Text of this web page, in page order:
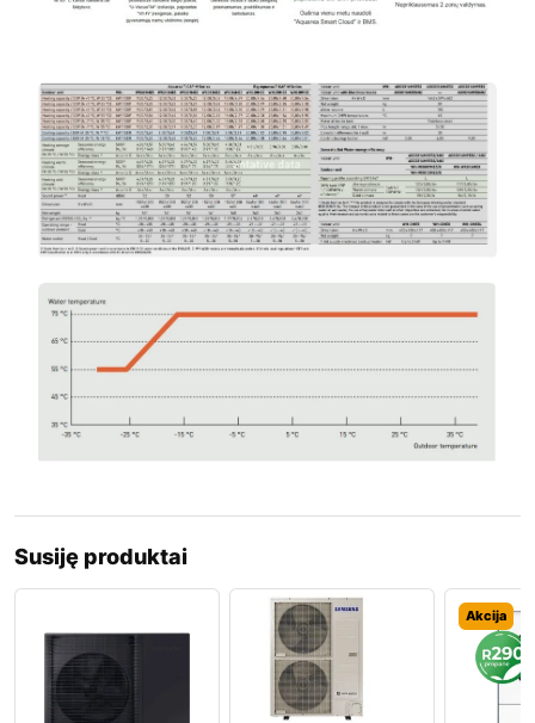
Susiję produktai
Akcija